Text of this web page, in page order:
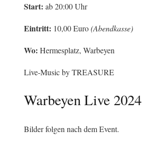
Start: ab 20:00 Uhr
Eintritt: 10,00 Euro(Abendkasse)
Wo: Hermesplatz, Warbeyen
Live-Music by TREASURE
Warbeyen Live 2024
Bilder folgen nach dem Event.